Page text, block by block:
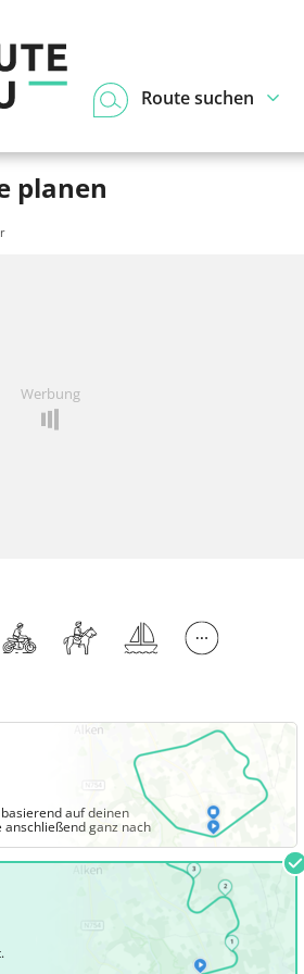
Route suchen
planen
Werbung
auf deinen
anschließend ganz nach